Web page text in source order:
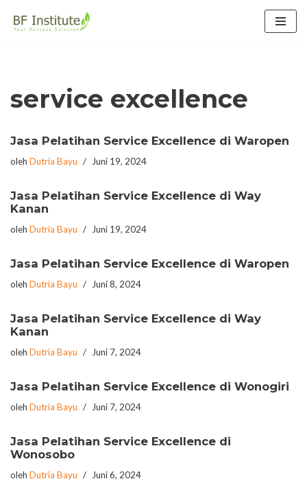
service excellence
Jasa Pelatihan Service Excellence di Waropen
oleh Dutria Bayu Juni 19, 2024
Jasa Pelatihan Service Excellence di Way
Kanan
oleh Dutria Bayu Juni 19, 2024
Jasa Pelatihan Service Excellence di Waropen
oleh Dutria Bayu Juni 8, 2024
Jasa Pelatihan Service Excellence di Way
Kanan
oleh Dutria Bayu Juni 7, 2024
Jasa Pelatihan Service Excellence di Wonogiri
oleh Dutria Bayu Juni 7, 2024
Jasa Pelatihan Service Excellence di
Wonosobo
oleh Dutria Bayu Juni 6, 2024